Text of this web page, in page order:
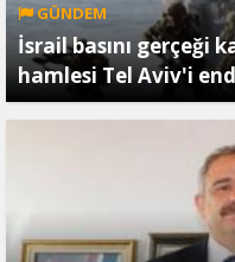
GÜNDEM
İsrail basını gerçeği
hamlesi Tel Aviv'i